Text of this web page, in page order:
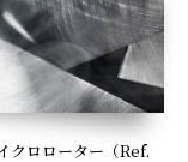
クロローター（Ref.